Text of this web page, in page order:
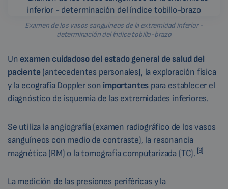
Examen de los vasos sanguíneos de la extremidad inferior -
determinación del índice tobillo-brazo
Un examen cuidadoso del estado general de salud del
paciente(antecedentes personales), la exploración física
y la ecografía Doppler son importantes para establecer el
diagnóstico de isquemia de las extremidades inferiores.
Se utiliza la angiografía (examen radiográfico de los vasos
sanguíneos con medio de contraste), la resonancia
magnética (RM) o la tomografía computarizada (TC). [9]
La medición de las presiones periféricas y la